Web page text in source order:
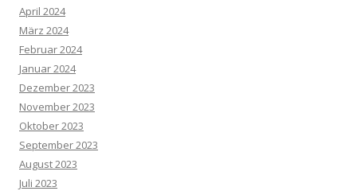
April 2024
März 2024
Februar 2024
Januar 2024
Dezember 2023
November 2023
Oktober 2023
September 2023
August 2023
Juli 2023